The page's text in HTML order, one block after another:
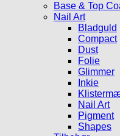
Base & Top
Nail Art
Bladguld
Compact
Dust
Folie
Glimmer
Inkie
Nail Art
Pigment
Shapes